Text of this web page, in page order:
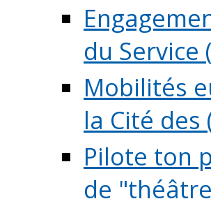
du Service
Mobilités
la Cité des
Pilote ton
de